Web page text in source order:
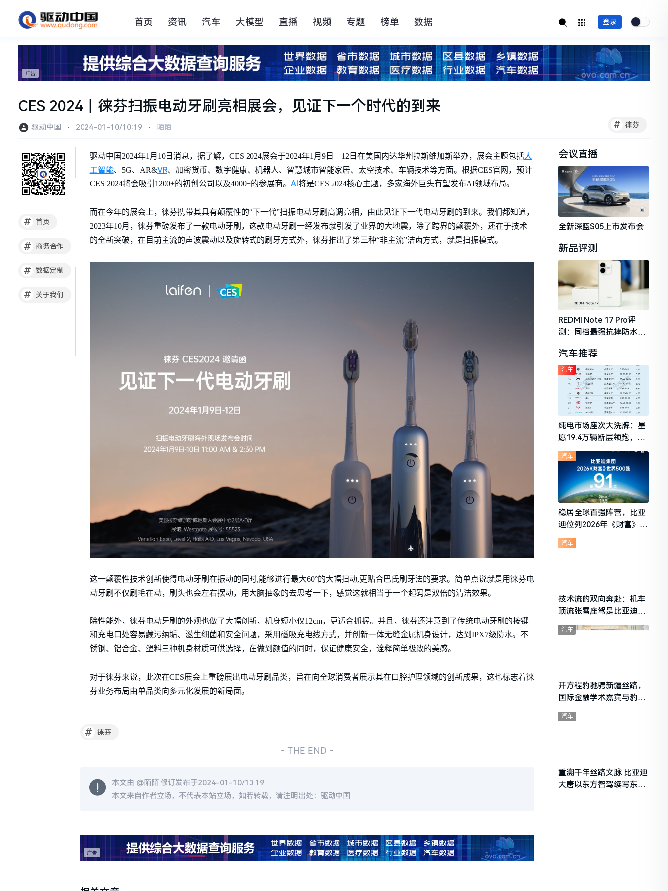
首页 资讯 汽车 大模型 直播 视频 专题 榜单 数据 登录
CES 2024丨徕芬扫振电动牙刷亮相展会，见证下一个时代的到来
# 徕芬
驱动中国 ⋅ 2024-01-10/10:19 ⋅ 陌陌
# 首页
# 商务合作
# 数据定制
# 关于我们
驱动中国2024年1月10日消息，据了解，CES 2024展会于2024年1月9日—12日在美国内达华州拉斯维加斯举办，展会主题包括人
工智能、5G、AR&VR、加密货币、数字健康、机器人、智慧城市智能家居、太空技术、车辆技术等方面。根据CES官网，预计
CES 2024将会吸引1200+的初创公司以及4000+的参展商。 AI 将是CES 2024核心主题，多家海外巨头有望发布AI领域布局。
而在今年的展会上，徕芬携带其具有颠覆性的“下一代”扫振电动牙刷高调亮相，由此见证下一代电动牙刷的到来。我们都知道，
2023年10月，徕芬重磅发布了一款电动牙刷，这款电动牙刷一经发布就引发了业界的大地震，除了跨界的颠覆外，还在于技术
的全新突破，在目前主流的声波震动以及旋转式的刷牙方式外，徕芬推出了第三种“非主流”洁齿方式，就是扫振模式。
这一颠覆性技术创新使得电动牙刷在振动的同时,能够进行最大60°的大幅扫动,更贴合巴氏刷牙法的要求。简单点说就是用徕芬电
动牙刷不仅刷毛在动，刷头也会左右摆动，用大脑抽象的去思考一下，感觉这就相当于一个起码是双倍的清洁效果。
除性能外，徕芬电动牙刷的外观也做了大幅创新，机身短小仅12cm，更适合抓握。并且，徕芬还注意到了传统电动牙刷的按键
和充电口处容易藏污纳垢、滋生细菌和安全问题，采用磁吸充电线方式，并创新一体无缝金属机身设计，达到IPX7级防水。不
锈钢、铝合金、塑料三种机身材质可供选择，在做到颜值的同时，保证健康安全，诠释简单极致的美感。
对于徕芬来说，此次在CES展会上重磅展出电动牙刷品类，旨在向全球消费者展示其在口腔护理领域的创新成果，这也标志着徕
芬业务布局由单品类向多元化发展的新局面。
# 徕芬
- THE END -
本文由 @陌陌修订发布于2024-01-10/10:19
本文来自作者立场，不代表本站立场，如若转载，请注明出处：驱动中国
会议直播
全新深蓝S05上市发布会
新品评测
REDMI Note 17 Pro评
测：同档最强抗摔防水，
守门员
汽车推荐
纯电市场座次大洗牌：星
愿19.4万辆断层领跑，理
想i6成最强黑马
汽车
稳居全球百强阵营，比亚
迪位列2026年《财富》世
汽车
技术流的双向奔赴：机车
顶流张雪座驾是比亚迪秦
L
汽车
开方程豹驰骋新疆丝路，
国际金融学术嘉宾与豹友
共赴山海热爱
汽车
重溯千年丝路文脉 比亚迪
大唐以东方智驾续写东西
汽车